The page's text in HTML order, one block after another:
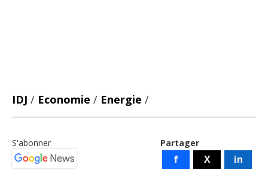
IDJ / Economie / Energie /
Partager
f X in
S'abonner